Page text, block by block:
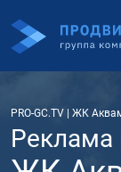
PRO-GC.TV ЖК
Реклама